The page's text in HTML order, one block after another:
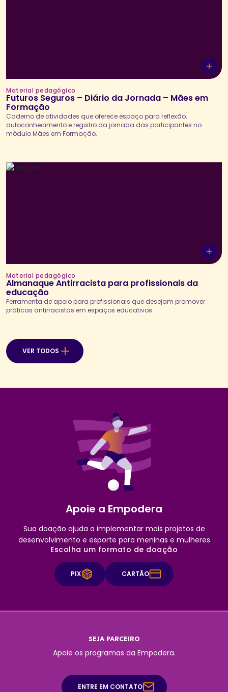
Material pedagógico
Futuros Seguros – Diário da Jornada – Mães em
Formação
Caderno de atividades que oferece espaço para reflexão,
autoconhecimento e registro da jornada das participantes no
módulo Mães em Formação.
Material pedagógico
Almanaque Antirracista para profissionais da
educação
Ferramenta de apoio para profissionais que desejam promover
práticas antirracistas em espaços educativos.
VER TODOS
Apoie a Empodera
Sua doação ajuda a implementar mais projetos de
desenvolvimento e esporte para meninas e mulheres
Escolha um formato de doação
PIX CARTÃO
SEJA PARCEIRO
Apoie os programas da Empodera.
ENTRE EM CONTATO